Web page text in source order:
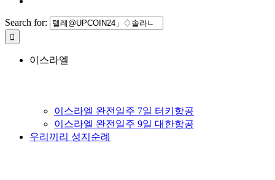
Search for:
이스라엘
이스라엘 완전일주 7일 터키항공
이스라엘 완전일주 9일 대한항공
우리끼리 성지순례